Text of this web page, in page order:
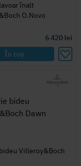
înalt
O.Novo
6 420 lei
În coș
Villeroy&Boch